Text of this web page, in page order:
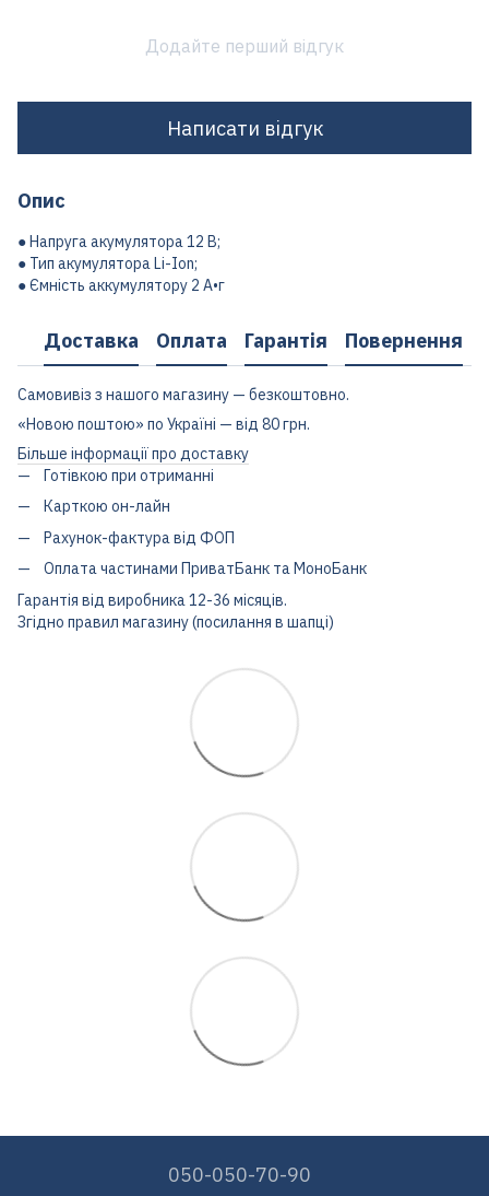
Додайте перший відгук
Написати відгук
Опис
● Напруга акумулятора 12 В;
● Тип акумулятора Li-Ion;
● Ємність аккумулятору 2 А•г
Доставка Оплата Гарантія Повернення
Самовивіз з нашого магазину — безкоштовно.
«Новою поштою» по Україні — від 80 грн.
Більше інформації про доставку
Готівкою при отриманні
Карткою он-лайн
Рахунок-фактура від ФОП
Оплата частинами ПриватБанк та МоноБанк
Гарантія від виробника 12-36 місяців.
Згідно правил магазину (посилання в шапці)
050-050-70-90